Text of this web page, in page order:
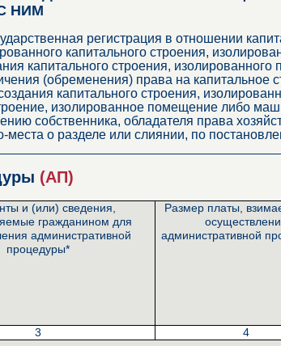
НИМ
регистрация в отношении
капитального строения,
капитального строения,
(обременения) права на
капитального строения,
изолированное помещение либо
собственника, обладателя права
о разделе или слиянии, по
(АП)
и (или) сведения,
гражданином для
административной
процедуры*
Размер платы,
административной
3 4